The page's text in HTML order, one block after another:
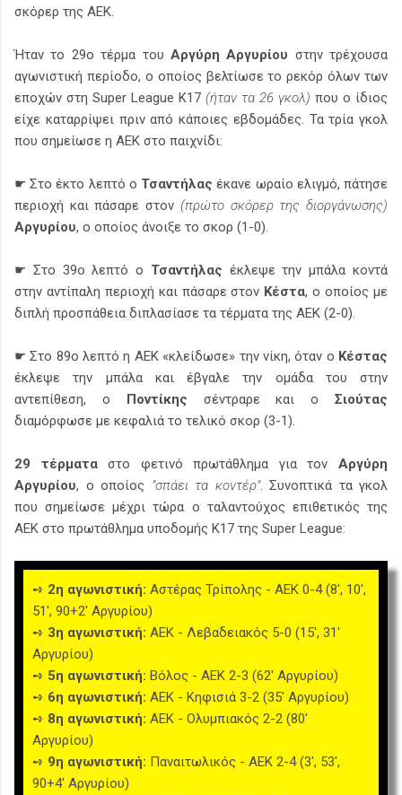
σκόρερ της ΑΕΚ.
Ήταν το 29ο τέρμα του Αργύρη Αργυρίου στην τρέχουσα
αγωνιστική περίοδο, ο οποίος βελτίωσε το ρεκόρ όλων των
εποχών στη Super League K17 (ήταν τα 26 γκολ) που ο ίδιος
είχε καταρρίψει πριν από κάποιες εβδομάδες. Τα τρία γκολ
που σημείωσε η ΑΕΚ στο παιχνίδι:
☛ Στο έκτο λεπτό ο Τσαντήλας έκανε ωραίο ελιγμό, πάτησε
περιοχή και πάσαρε στον (πρώτο σκόρερ της διοργάνωσης)
Αργυρίου, ο οποίος άνοιξε το σκορ (1-0).
☛ Στο 39ο λεπτό ο Τσαντήλας έκλεψε την μπάλα κοντά
στην αντίπαλη περιοχή και πάσαρε στον Κέστα, ο οποίος με
διπλή προσπάθεια διπλασίασε τα τέρματα της ΑΕΚ (2-0).
☛ Στο 89ο λεπτό η ΑΕΚ «κλείδωσε» την νίκη, όταν ο Κέστας
έκλεψε την μπάλα και έβγαλε την ομάδα του στην
αντεπίθεση, ο
Ποντίκης σέντραρε και οΣιούτας
διαμόρφωσε με κεφαλιά το τελικό σκορ (3-1).
29 τέρματαστο φετινό πρωτάθλημα για τονΑργύρη
Αργυρίου, ο οποίος "σπάει τα κοντέρ". Συνοπτικά τα γκολ
που σημείωσε μέχρι τώρα ο ταλαντούχος επιθετικός της
ΑΕΚ στο πρωτάθλημα υποδομής Κ17 της Super League:
➺ 2η αγωνιστική: Αστέρας Τρίπολης - ΑΕΚ 0-4 (8', 10',
51', 90+2' Αργυρίου)
➺ 3η αγωνιστική: ΑΕΚ - Λεβαδειακός 5-0 (15', 31'
Αργυρίου)
➺ 5η αγωνιστική: Βόλος - ΑΕΚ 2-3 (62' Αργυρίου)
➺ 6η αγωνιστική: ΑΕΚ - Κηφισιά 3-2 (35' Αργυρίου)
➺ 8η αγωνιστική: ΑΕΚ - Ολυμπιακός 2-2 (80'
Αργυρίου)
➺ 9η αγωνιστική: Παναιτωλικός - ΑΕΚ 2-4 (3', 53',
90+4' Αργυρίου)